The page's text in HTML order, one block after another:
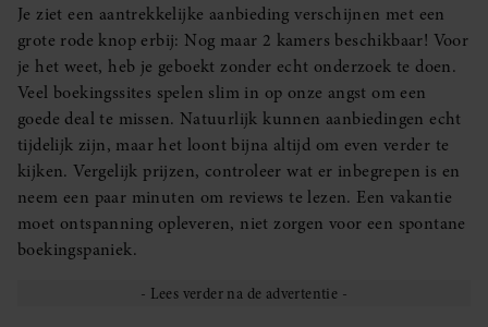
Je ziet een aantrekkelijke aanbieding verschijnen met een
grote rode knop erbij: Nog maar 2 kamers beschikbaar! Voor
je het weet, heb je geboekt zonder echt onderzoek te doen.
Veel boekingssites spelen slim in op onze angst om een
goede deal te missen. Natuurlijk kunnen aanbiedingen echt
tijdelijk zijn, maar het loont bijna altijd om even verder te
kijken. Vergelijk prijzen, controleer wat er inbegrepen is en
neem een paar minuten om reviews te lezen. Een vakantie
moet ontspanning opleveren, niet zorgen voor een spontane
boekingspaniek.